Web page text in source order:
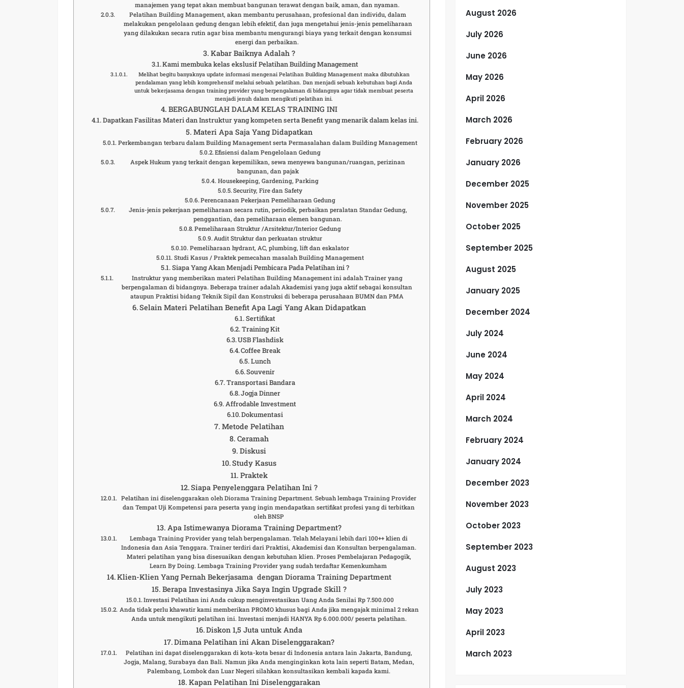
manajemen yang tepat akan membuat bangunan terawat dengan baik, aman, dan nyaman.
Pelatihan Building Management, akan membantu perusahaan, profesional dan individu, dalam
melakukan pengelolaan gedung dengan lebih efektif, dan juga mengetahui jenis-jenis pemeliharaan
yang dilakukan secara rutin agar bisa membantu mengurangi biaya yang terkait dengan konsumsi
energi dan perbaikan.
Kabar Baiknya Adalah ?
Kami membuka kelas ekslusif Pelatihan Building Management
Melihat begitu banyaknya update informasi mengenai Pelatihan Building Management maka dibutuhkan
pendalaman yang lebih komprehensif melalui sebuah pelatihan. Dan menjadi sebuah kebutuhan bagi Anda
untuk bekerjasama dengan training provider yang berpengalaman di bidangnya agar tidak membuat peserta
menjadi jenuh dalam mengikuti pelatihan ini.
BERGABUNGLAH DALAM KELAS TRAINING INI
Dapatkan Fasilitas Materi dan Instruktur yang kompeten serta Benefit yang menarik dalam kelas ini.
Materi Apa Saja Yang Didapatkan
Perkembangan terbaru dalam Building Management serta Permasalahan dalam Building Management
Efisiensi dalam Pengelolaan Gedung
Aspek Hukum yang terkait dengan kepemilikan, sewa menyewa bangunan/ruangan, perizinan
bangunan, dan pajak
Housekeeping, Gardening, Parking
Security, Fire dan Safety
Perencanaan Pekerjaan Pemeliharaan Gedung
Jenis-jenis pekerjaan pemeliharaan secara rutin, periodik, perbaikan peralatan Standar Gedung,
penggantian, dan pemeliharaan elemen bangunan.
Pemeliharaan Struktur /Arsitektur/Interior Gedung
Audit Struktur dan perkuatan struktur
Pemeliharaan hydrant, AC, plumbing, lift dan eskalator
Studi Kasus / Praktek pemecahan masalah Building Management
Siapa Yang Akan Menjadi Pembicara Pada Pelatihan ini ?
Instruktur yang memberikan materi Pelatihan Building Management ini adalah Trainer yang
berpengalaman di bidangnya. Beberapa trainer adalah Akademisi yang juga aktif sebagai konsultan
ataupun Praktisi bidang Teknik Sipil dan Konstruksi di beberapa perusahaan BUMN dan PMA
Selain Materi Pelatihan Benefit Apa Lagi Yang Akan Didapatkan
Sertifikat
Training Kit
USB Flashdisk
Coffee Break
Lunch
Souvenir
Transportasi Bandara
Jogja Dinner
Affrodable Investment
Dokumentasi
Metode Pelatihan
Ceramah
Diskusi
Study Kasus
Praktek
Siapa Penyelenggara Pelatihan Ini ?
Pelatihan ini diselenggarakan oleh Diorama Training Department. Sebuah lembaga Training Provider
dan Tempat Uji Kompetensi para peserta yang ingin mendapatkan sertifikat profesi yang di terbitkan
oleh BNSP
Apa Istimewanya Diorama Training Department?
Lembaga Training Provider yang telah berpengalaman. Telah Melayani lebih dari 100++ klien di
Indonesia dan Asia Tenggara. Trainer terdiri dari Praktisi, Akademisi dan Konsultan berpengalaman.
Materi pelatihan yang bisa disesuaikan dengan kebutuhan klien. Proses Pembelajaran Pedagogik,
Learn By Doing. Lembaga Training Provider yang sudah terdaftar Kemenkumham
Klien-Klien Yang Pernah Bekerjasama dengan Diorama Training Department
Berapa Investasinya Jika Saya Ingin Upgrade Skill ?
Investasi Pelatihan ini Anda cukup menginvestasikan Uang Anda Senilai Rp 7.500.000
Anda tidak perlu khawatir kami memberikan PROMO khusus bagi Anda jika mengajak minimal 2 rekan
Anda untuk mengikuti pelatihan ini. Investasi menjadi HANYA Rp 6.000.000/ peserta pelatihan.
Diskon 1,5 Juta untuk Anda
Dimana Pelatihan ini Akan Diselenggarakan?
Pelatihan ini dapat diselenggarakan di kota-kota besar di Indonesia antara lain Jakarta, Bandung,
Jogja, Malang, Surabaya dan Bali. Namun jika Anda menginginkan kota lain seperti Batam, Medan,
Palembang, Lombok dan Luar Negeri silahkan konsultasikan kembali kapada kami.
Kapan Pelatihan Ini Diselenggarakan
August 2026
July 2026
June 2026
May 2026
April 2026
March 2026
February 2026
January 2026
December 2025
November 2025
October 2025
September 2025
August 2025
January 2025
December 2024
July 2024
June 2024
May 2024
April 2024
March 2024
February 2024
January 2024
December 2023
November 2023
October 2023
September 2023
August 2023
July 2023
May 2023
April 2023
March 2023